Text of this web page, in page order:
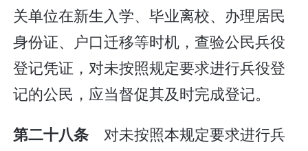
关单位在新生入学、毕业离校、办理居民
身份证、户口迁移等时机，查验公民兵役
登记凭证，对未按照规定要求进行兵役登
记的公民，应当督促其及时完成登记。
第二十八条对未按照本规定要求进行兵